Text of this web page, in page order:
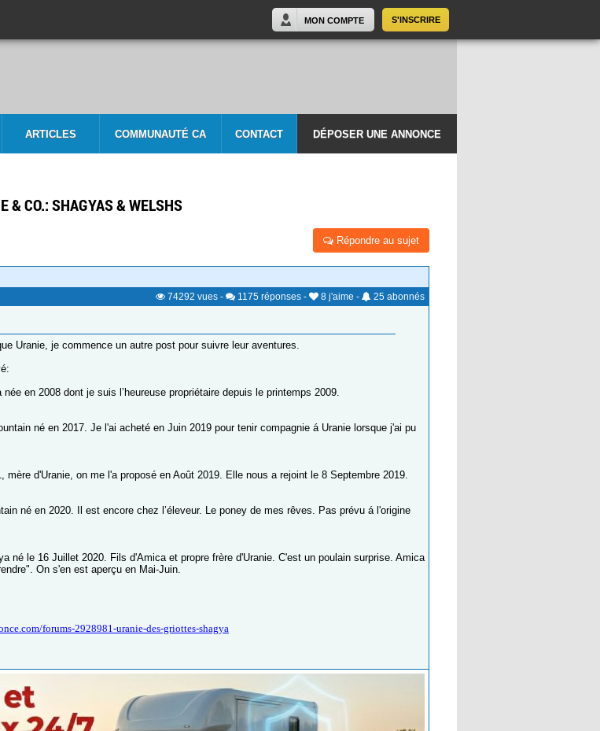
S'INSCRIRE
MON COMPTE
ARTICLES COMMUNAUTÉ CA CONTACT DÉPOSER UNE ANNONCE
& CO.: SHAGYAS & WELSHS
Répondre au sujet
74292 vues - 1175 réponses - 8 j'aime - 25 abonnés
Uranie, je commence un autre post pour suivre leur aventures.
en 2008 dont je suis l’heureuse propriétaire depuis le printemps 2009.
né en 2017. Je l'ai acheté en Juin 2019 pour tenir compagnie á Uranie lorsque j'ai pu
mère d'Uranie, on me l'a proposé en Août 2019. Elle nous a rejoint le 8 Septembre 2019.
né en 2020. Il est encore chez l’éleveur. Le poney de mes rêves. Pas prévu á l'origine
né le 16 Juillet 2020. Fils d'Amica et propre frère d'Uranie. C'est un poulain surprise. Amica
On s'en est aperçu en Mai-Juin.
forums-2928981-uranie-des-griottes-shagya